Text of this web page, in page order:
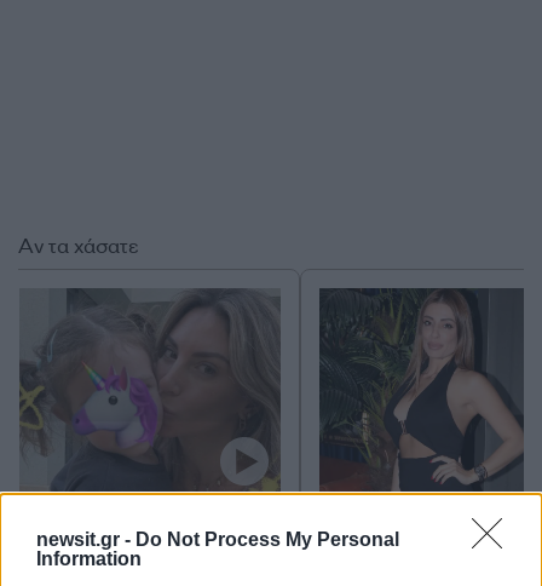
newsit.gr - Do Not Process My Personal
Information
Αν τα χάσατε
ευχές για τα γενέθλιά της
και το ροζ πάρτι –
υπερπαραγωγή
ευρώ πρόστιμο για
εγκατάλειψη ζώων κι